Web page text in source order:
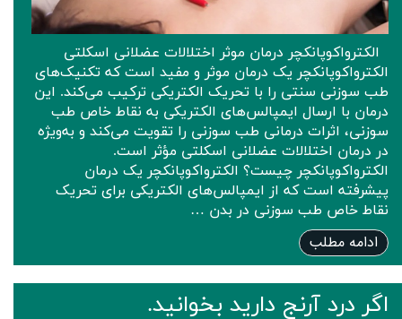
الکترواکوپانکچر درمان موثر اختلالات عضلانی اسکلتی
الکترواکوپانکچر یک درمان موثر و مفید است که تکنیک‌های
طب سوزنی سنتی را با تحریک الکتریکی ترکیب می‌کند. این
درمان با ارسال ایمپالس‌های الکتریکی به نقاط خاص طب
سوزنی، اثرات درمانی طب سوزنی را تقویت می‌کند و به‌ویژه
در درمان اختلالات عضلانی اسکلتی مؤثر است.
الکترواکوپانکچر چیست؟ الکترواکوپانکچر یک درمان
پیشرفته است که از ایمپالس‌های الکتریکی برای تحریک
نقاط خاص طب سوزنی در بدن …
ادامه مطلب
اگر درد آرنج دارید بخوانید.